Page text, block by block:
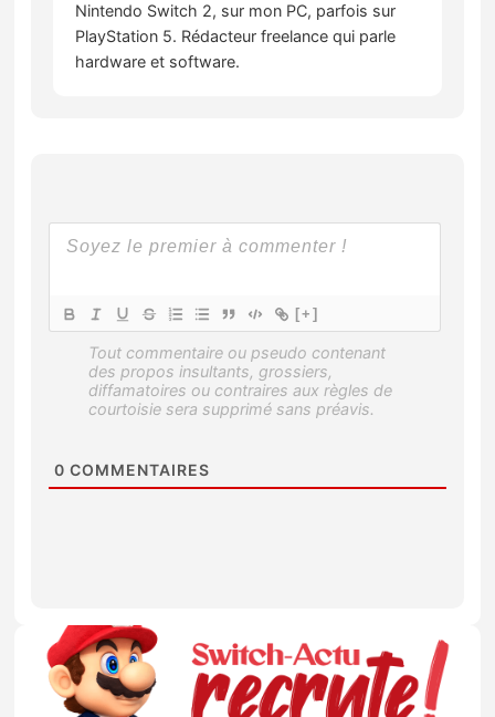
Nintendo Switch 2, sur mon PC, parfois sur
PlayStation 5. Rédacteur freelance qui parle
hardware et software.
[+]
0 COMMENTAIRES